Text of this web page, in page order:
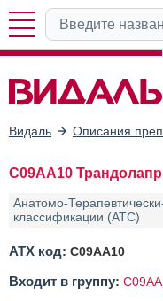
Видаль Описания
C09AA10
Анатомо-
классификации (ATC)
АТХ код: C09AA10
Входит в группу: C09AA